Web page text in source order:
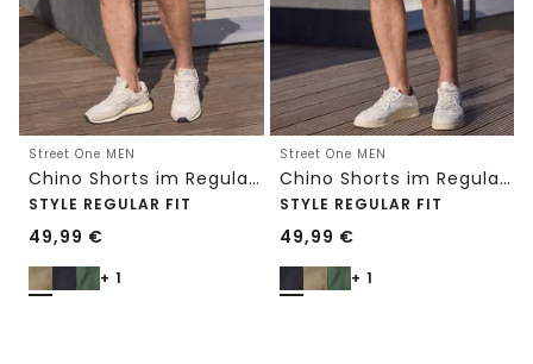
Street One MEN
Chino Shorts im Regular Fit mit Flexbund
STYLE REGULAR FIT
49,99 €
+ 1
Street One MEN
Chino Shorts im Regular Fit mit Flexbund
STYLE REGULAR FIT
49,99 €
+ 1